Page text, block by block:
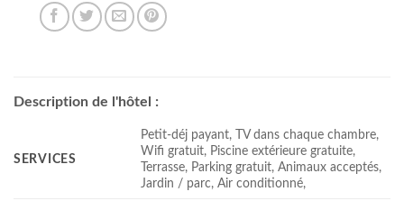
Description de l'hôtel :
SERVICES
Petit-déj payant, TV dans chaque chambre,
Wifi gratuit, Piscine extérieure gratuite,
Terrasse, Parking gratuit, Animaux acceptés,
Jardin / parc, Air conditionné,